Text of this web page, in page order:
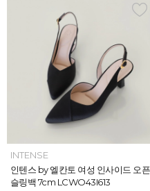
INTENSE
인텐스 by 엘칸토 여성 위빙 스트랩
플랫 샌들 2.5cm LCWW05I626
INTENSE
인텐스 by 엘칸토 여성 인사이드 오픈
슬링백 7cm LCWO43I613
MAZZ
마쯔 by 엘칸토 여성 미니버클 캐주얼
로퍼 2.5cm LCWC02M613
MAZZ
마쯔 by 엘칸토 여성 슈레이스 포인트
고프코어 스니커즈 3cm LCWS03M
INTENSE
인텐스 by 엘칸토 여성 위빙 스트랩
플랫 샌들 2.5cm LCWW05I626
INTENSE
인텐스 by 엘칸토 여성 인사이드 오픈
슬링백 7cm LCWO43I613